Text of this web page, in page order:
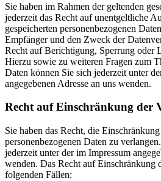
Sie haben im Rahmen der geltenden
jederzeit das Recht auf unentgeltliche
gespeicherten personenbezogenen
Empfänger und den Zweck der
Recht auf Berichtigung, Sperrung oder
Hierzu sowie zu weiteren Fragen zum
Daten können Sie sich jederzeit unter
angegebenen Adresse an uns wenden.
Recht auf Einschränkung der
Sie haben das Recht, die
personenbezogenen Daten zu
jederzeit unter der im Impressum
wenden. Das Recht auf Einschränkung
folgenden Fällen: